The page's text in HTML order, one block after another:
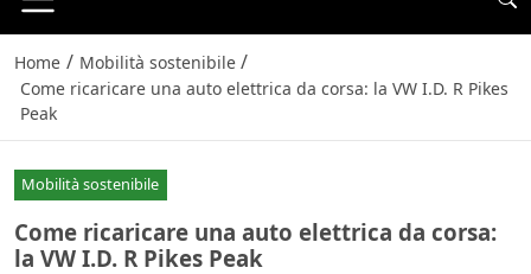
Home / Mobilità sostenibile /
Come ricaricare una auto elettrica da corsa: la VW I.D. R Pikes
Peak
Mobilità sostenibile
Come ricaricare una auto elettrica da corsa:
la VW I.D. R Pikes Peak